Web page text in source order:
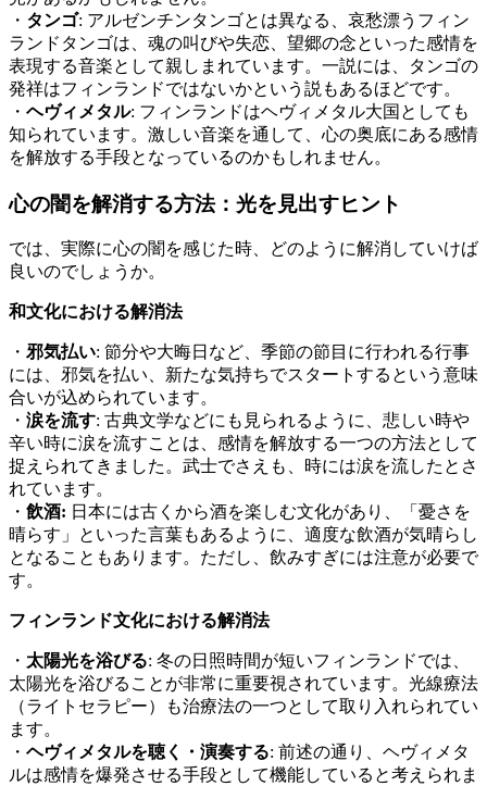
・ タンゴ: アルゼンチンタンゴとは異なる、哀愁漂うフィン
ランドタンゴは、魂の叫びや失恋、望郷の念といった感情を
表現する音楽として親しまれています。一説には、タンゴの
発祥はフィンランドではないかという説もあるほどです。
・ ヘヴィメタル: フィンランドはヘヴィメタル大国としても
知られています。激しい音楽を通して、心の奥底にある感情
を解放する手段となっているのかもしれません。
心の闇を解消する方法：光を見出すヒント
では、実際に心の闇を感じた時、どのように解消していけば
良いのでしょうか。
和文化における解消法
・ 邪気払い: 節分や大晦日など、季節の節目に行われる行事
には、邪気を払い、新たな気持ちでスタートするという意味
合いが込められています。
・ 涙を流す: 古典文学などにも見られるように、悲しい時や
辛い時に涙を流すことは、感情を解放する一つの方法として
捉えられてきました。武士でさえも、時には涙を流したとさ
れています。
・ 飲酒: 日本には古くから酒を楽しむ文化があり、「憂さを
晴らす」といった言葉もあるように、適度な飲酒が気晴らし
となることもあります。ただし、飲みすぎには注意が必要で
す。
フィンランド文化における解消法
・ 太陽光を浴びる: 冬の日照時間が短いフィンランドでは、
太陽光を浴びることが非常に重要視されています。光線療法
（ライトセラピー）も治療法の一つとして取り入れられてい
ます。
・ ヘヴィメタルを聴く・演奏する: 前述の通り、ヘヴィメタ
ルは感情を爆発させる手段として機能していると考えられま